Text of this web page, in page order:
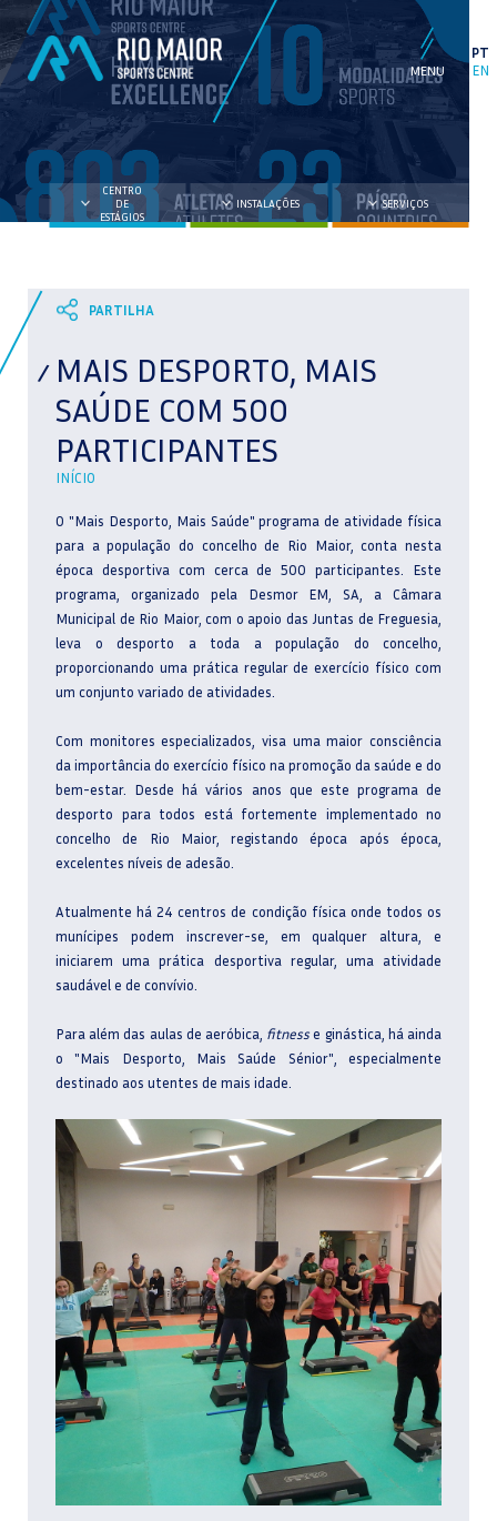
PT
EN
CENTRO
DE
ESTÁGIOS
INSTALAÇÕES SERVIÇOS
MAIS DESPORTO, MAIS
SAÚDE COM 500
PARTICIPANTES
INÍCIO
O "Mais Desporto, Mais Saúde" programa de atividade física
para a população do concelho de Rio Maior, conta nesta
época desportiva com cerca de 500 participantes. Este
programa, organizado pela Desmor EM, SA, a Câmara
Municipal de Rio Maior, com o apoio das Juntas de Freguesia,
leva o desporto a toda a população do concelho,
proporcionando uma prática regular de exercício físico com
um conjunto variado de atividades.
Com monitores especializados, visa uma maior consciência
da importância do exercício físico na promoção da saúde e do
bem-estar. Desde há vários anos que este programa de
desporto para todos está fortemente implementado no
concelho de Rio Maior, registando época após época,
excelentes níveis de adesão.
Atualmente há 24 centros de condição física onde todos os
munícipes podem inscrever-se, em qualquer altura, e
iniciarem uma prática desportiva regular, uma atividade
saudável e de convívio.
Para além das aulas de aeróbica, fitnesse ginástica, há ainda
o "Mais Desporto, Mais Saúde Sénior", especialmente
destinado aos utentes de mais idade.